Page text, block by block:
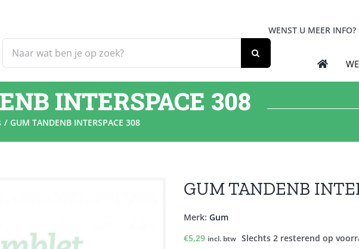
naar:
WENST U MEER INFO?
INTERSPACE 308
GUM TANDENB INTERSPACE 308
GUM TANDENB
Merk: Gum
€5,29 incl. btw Slechts 2 resterend op